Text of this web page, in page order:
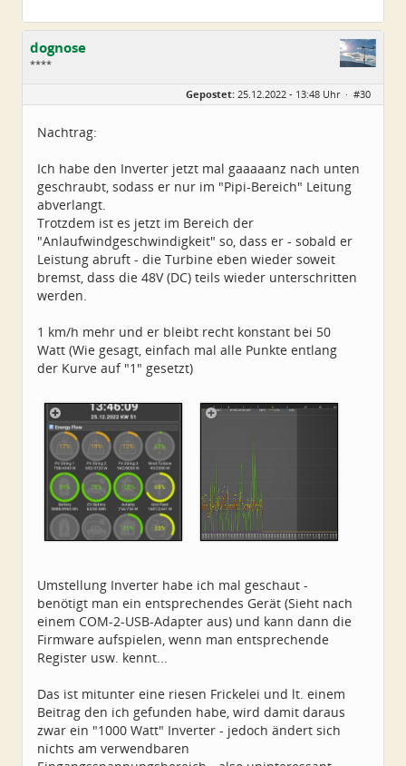
dognose
****
Beiträge:
65
Gepostet: 25.12.2022 - 13:48 Uhr · #30
Nachtrag:
Ich habe den Inverter jetzt mal gaaaaanz nach unten
geschraubt, sodass er nur im "Pipi-Bereich" Leitung
abverlangt.
Trotzdem ist es jetzt im Bereich der
"Anlaufwindgeschwindigkeit" so, dass er - sobald er
Leistung abruft - die Turbine eben wieder soweit
bremst, dass die 48V (DC) teils wieder unterschritten
werden.
1 km/h mehr und er bleibt recht konstant bei 50
Watt (Wie gesagt, einfach mal alle Punkte entlang
der Kurve auf "1" gesetzt)
Umstellung Inverter habe ich mal geschaut -
benötigt man ein entsprechendes Gerät (Sieht nach
einem COM-2-USB-Adapter aus) und kann dann die
Firmware aufspielen, wenn man entsprechende
Register usw. kennt...
Das ist mitunter eine riesen Frickelei und lt. einem
Beitrag den ich gefunden habe, wird damit daraus
zwar ein "1000 Watt" Inverter - jedoch ändert sich
nichts am verwendbaren